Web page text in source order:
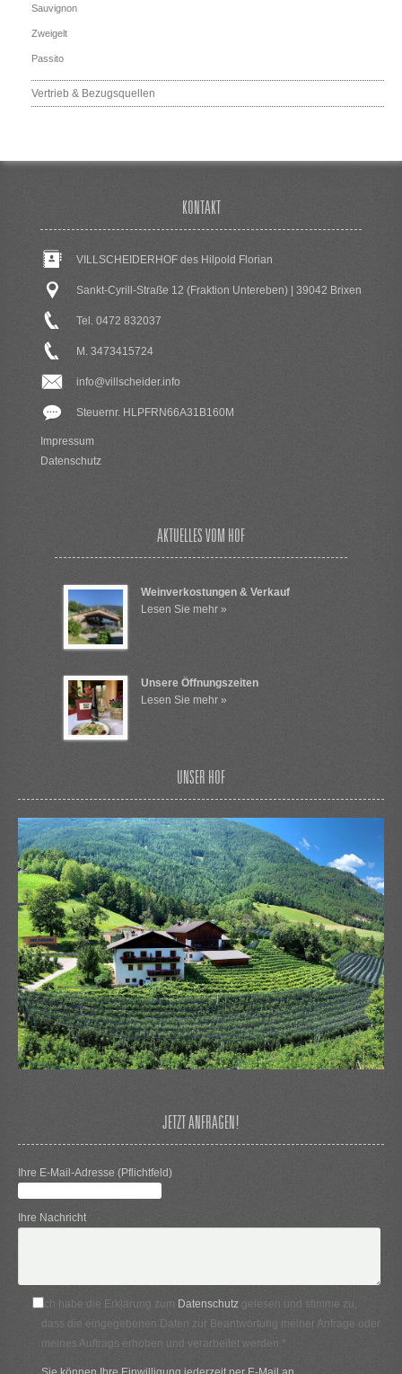
Sauvignon
Zweigelt
Passito
Vertrieb & Bezugsquellen
KONTAKT
VILLSCHEIDERHOF des Hilpold Florian
Sankt-Cyrill-Straße 12 (Fraktion Untereben) | 39042 Brixen
Tel. 0472 832037
M. 3473415724
info@villscheider.info
Steuernr. HLPFRN66A31B160M
Impressum
Datenschutz
AKTUELLES VOM HOF
Weinverkostungen & Verkauf
Lesen Sie mehr »
Unsere Öffnungszeiten
Lesen Sie mehr »
UNSER HOF
JETZT ANFRAGEN!
Ihre E-Mail-Adresse (Pflichtfeld)
Ihre Nachricht
Ich habe die Erklärung zum Datenschutz gelesen und stimme zu,
dass die eingegebenen Daten zur Beantwortung meiner Anfrage oder
meines Auftrags erhoben und verarbeitet werden.*